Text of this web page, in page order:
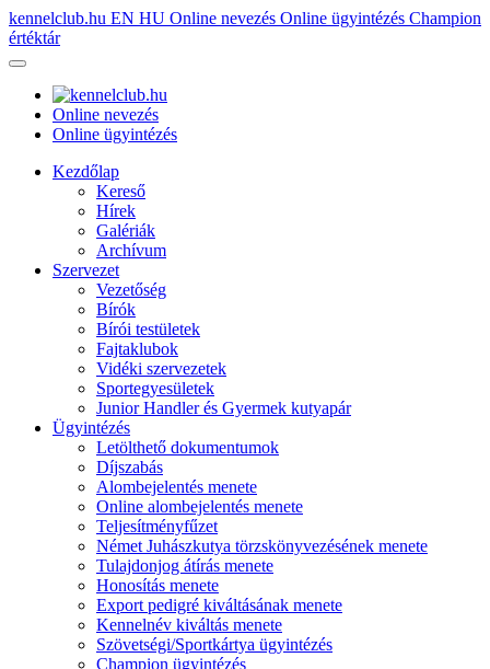
kennelclub.hu EN HU Online nevezés Online ügyintézés Champion
értéktár
Online nevezés
Online ügyintézés
Kezdőlap
Kereső
Hírek
Galériák
Archívum
Szervezet
Vezetőség
Bírók
Bírói testületek
Fajtaklubok
Vidéki szervezetek
Sportegyesületek
Junior Handler és Gyermek kutyapár
Ügyintézés
Letölthető dokumentumok
Díjszabás
Alombejelentés menete
Online alombejelentés menete
Teljesítményfűzet
Német Juhászkutya törzskönyvezésének menete
Tulajdonjog átírás menete
Honosítás menete
Export pedigré kiváltásának menete
Kennelnév kiváltás menete
Szövetségi/Sportkártya ügyintézés
Champion ügyintézés